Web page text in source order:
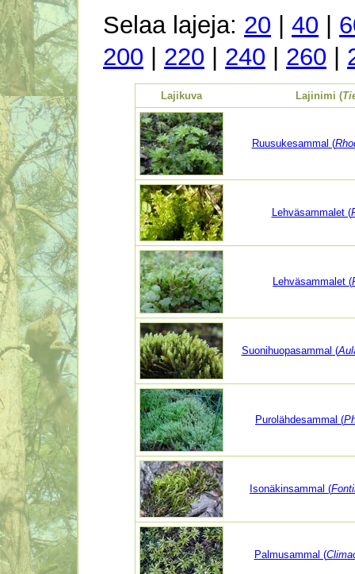
Selaa lajeja: 20 40
200
220 240 260
Lajikuva Lajinimi (
Ruusukesammal (
Lehväsammalet (
Lehväsammalet (
Suonihuopasammal (
Purolähdesammal (
Isonäkinsammal (
Palmusammal (